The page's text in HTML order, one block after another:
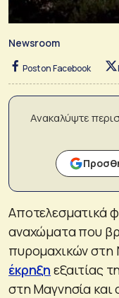
Newsroom
Post on Facebook
Ανακαλύψτε
Αποτελεσματικά
αναχώματα που
πυρομαχικών στη
έκρηξη εξαιτίας
στη Μαγνησία και